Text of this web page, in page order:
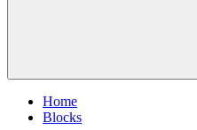
Home
Blocks